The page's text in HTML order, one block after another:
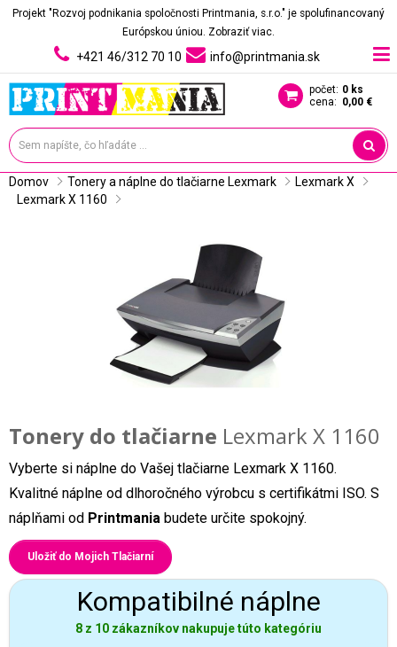
Projekt "Rozvoj podnikania spoločnosti Printmania, s.r.o." je spolufinancovaný
Európskou úniou. Zobraziť viac.
+421 46/312 70 10 info@printmania.sk
počet: 0 ks
cena: 0,00 €
Domov Tonery a náplne do tlačiarne Lexmark
Lexmark X
Lexmark X 1160
Tonery do tlačiarne Lexmark X 1160
Vyberte si náplne do Vašej tlačiarne Lexmark X 1160.
Kvalitné náplne od dlhoročného výrobcu s certifikátmi ISO. S
náplňami od Printmania budete určite spokojný.
Uložiť do Mojich Tlačiarní
Kompatibilné náplne
8 z 10 zákazníkov nakupuje túto kategóriu